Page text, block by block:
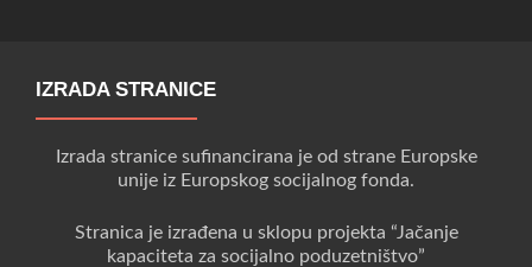
IZRADA STRANICE
Izrada stranice sufinancirana je od strane Europske
unije iz Europskog socijalnog fonda.
Stranica je izrađena u sklopu projekta “Jačanje
kapaciteta za socijalno poduzetništvo”